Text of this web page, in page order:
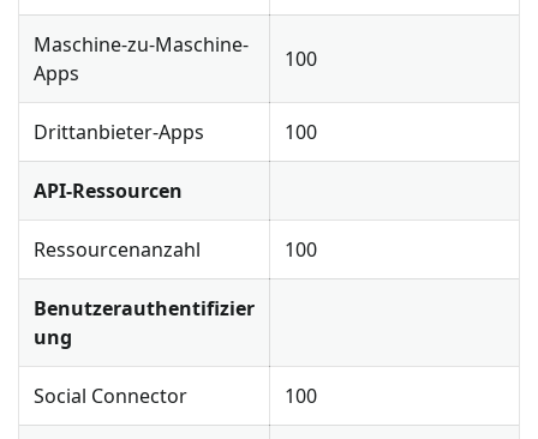
Maschine-zu-Maschine-
Apps
100
Drittanbieter-Apps 100
API-Ressourcen
Ressourcenanzahl 100
Benutzerauthentifizier
ung
Social Connector 100